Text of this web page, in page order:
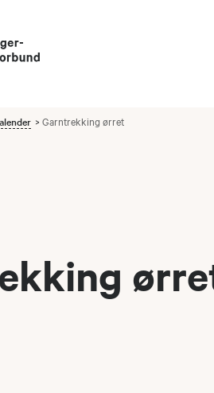
Garntrekking ørret